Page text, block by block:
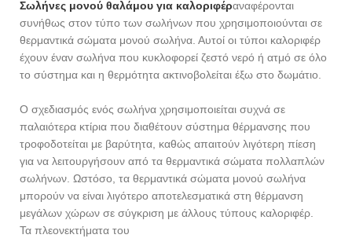
Σωλήνες μονού θαλάμου για καλοριφέραναφέρονται
συνήθως στον τύπο των σωλήνων που χρησιμοποιούνται σε
θερμαντικά σώματα μονού σωλήνα. Αυτοί οι τύποι καλοριφέρ
έχουν έναν σωλήνα που κυκλοφορεί ζεστό νερό ή ατμό σε όλο
το σύστημα και η θερμότητα ακτινοβολείται έξω στο δωμάτιο.
Ο σχεδιασμός ενός σωλήνα χρησιμοποιείται συχνά σε
παλαιότερα κτίρια που διαθέτουν σύστημα θέρμανσης που
τροφοδοτείται με βαρύτητα, καθώς απαιτούν λιγότερη πίεση
για να λειτουργήσουν από τα θερμαντικά σώματα πολλαπλών
σωλήνων. Ωστόσο, τα θερμαντικά σώματα μονού σωλήνα
μπορούν να είναι λιγότερο αποτελεσματικά στη θέρμανση
μεγάλων χώρων σε σύγκριση με άλλους τύπους καλοριφέρ.
Τα πλεονεκτήματα του